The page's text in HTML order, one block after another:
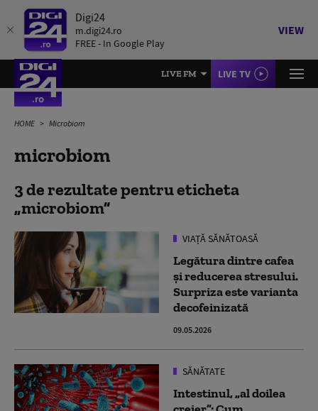
Digi24
m.digi24.ro
FREE - In Google Play
VIEW
LIVE FM LIVE TV
HOME Microbiom
microbiom
3 de rezultate pentru eticheta
microbiom
VIAȚĂ SĂNĂTOASĂ
Legătura dintre cafea
și reducerea stresului.
Surpriza este varianta
decofeinizată
09.05.2026
SĂNĂTATE
Intestinul, „al doilea